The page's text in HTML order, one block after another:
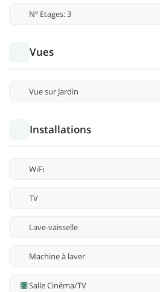
Nº Etages: 3
Vues
Vue sur Jardin
Installations
WiFi
TV
Lave-vaisselle
Machine à laver
Salle Cinéma/TV